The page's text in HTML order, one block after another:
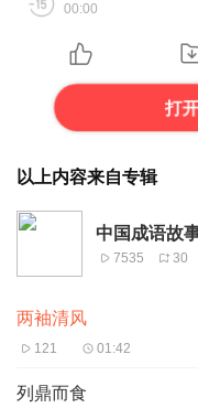
00:00
打
以上内容来自专辑
中国成语故
7535 30
两袖清风
121 01:42
列鼎而食